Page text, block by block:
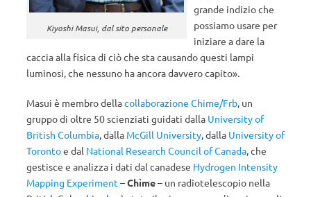
Kiyoshi Masui, dal sito personale
grande indizio che
possiamo usare per
iniziare a dare la
caccia alla fisica di ciò che sta causando questi lampi
luminosi, che nessuno ha ancora davvero capito».
Masui è membro dellacollaborazione Chime/Frb, un
gruppo di oltre 50 scienziati guidati dalla University of
British Columbia, dalla McGill University, dalla University of
Torontoe dal National Research Council of Canada, che
gestisce e analizza i dati dal canadese Hydrogen Intensity
Mapping Experiment –Chime– un radiotelescopio nella